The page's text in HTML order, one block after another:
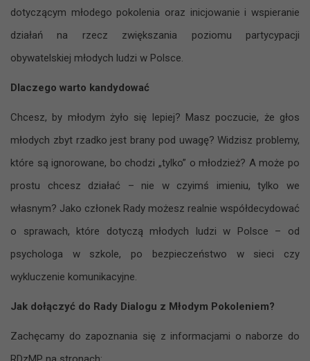
dotyczącym młodego pokolenia oraz inicjowanie i wspieranie
działań na rzecz zwiększania poziomu partycypacji
obywatelskiej młodych ludzi w Polsce.
Dlaczego warto kandydować
Chcesz, by młodym żyło się lepiej? Masz poczucie, że głos
młodych zbyt rzadko jest brany pod uwagę? Widzisz problemy,
które są ignorowane, bo chodzi „tylko” o młodzież? A może po
prostu chcesz działać – nie w czyimś imieniu, tylko we
własnym? Jako członek Rady możesz realnie współdecydować
o sprawach, które dotyczą młodych ludzi w Polsce – od
psychologa w szkole, po bezpieczeństwo w sieci czy
wykluczenie komunikacyjne.
Jak dołączyć do Rady Dialogu z Młodym Pokoleniem?
Zachęcamy do zapoznania się z informacjami o naborze do